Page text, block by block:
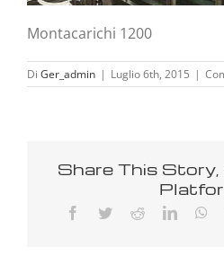
Montacarichi 1200
Di Ger_admin | Luglio 6th, 2015 |
Share This
Facebook
TwitterRedditLinkedIn